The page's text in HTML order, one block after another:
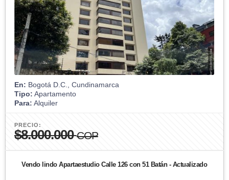
En: Bogotá D.C., Cundinamarca
Tipo: Apartamento
Para: Alquiler
PRECIO:
$8.000.000COP
Vendo lindo Apartaestudio Calle 126 con 51 Batán - Actualizado